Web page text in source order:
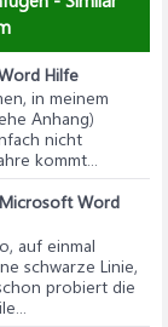
Hilfe
in meinem
Anhang)
nicht
kommt...
Microsoft Word
auf einmal
schwarze Linie,
probiert die